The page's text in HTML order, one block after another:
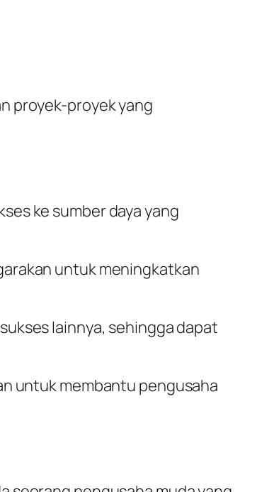
proyek-proyek yang
ke sumber daya yang
untuk meningkatkan
lainnya, sehingga dapat
untuk membantu pengusaha